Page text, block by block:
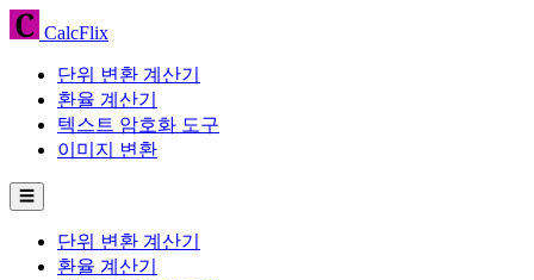
CalcFlix
단위 변환 계산기
환율 계산기
텍스트 암호화 도구
이미지 변환
☰
단위 변환 계산기
환율 계산기